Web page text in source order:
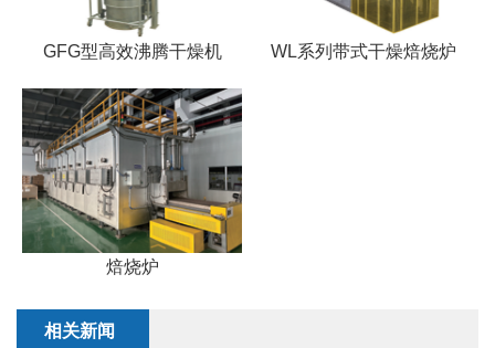
GFG型高效沸腾干燥机 WL系列带式干燥焙烧炉
焙烧炉
相关新闻